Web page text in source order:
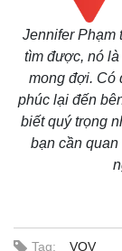
Jennifer Phạm
tìm được, nó
mong đợi. Có
phúc lại đến
biết quý trọng
bạn cần
Tag: VOV